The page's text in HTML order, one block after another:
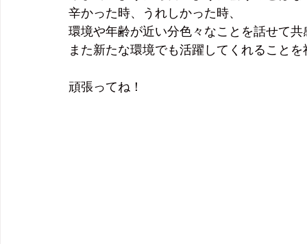
辛かった時、うれしかった時、
環境や年齢が近い分色々なことを話せて
また新たな環境でも活躍してくれること
頑張ってね！